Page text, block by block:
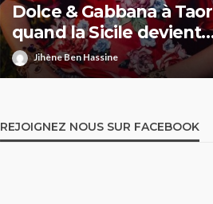
Dolce & Gabbana à
quand la Sicile devient
l’Olympe
Jihène Ben Hassine
REJOIGNEZ NOUS SUR FACEBOOK